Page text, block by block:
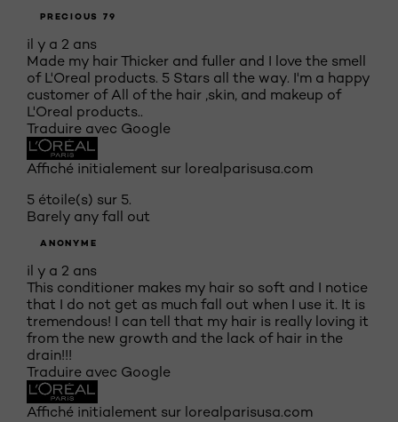
PRECIOUS 79
il y a 2 ans
Made my hair Thicker and fuller and I love the smell
of L'Oreal products. 5 Stars all the way. I'm a happy
customer of All of the hair ,skin, and makeup of
L'Oreal products..
Traduire avec Google
Affiché initialement sur lorealparisusa.com
5 étoile(s) sur 5.
Barely any fall out
ANONYME
il y a 2 ans
This conditioner makes my hair so soft and I notice
that I do not get as much fall out when I use it. It is
tremendous! I can tell that my hair is really loving it
from the new growth and the lack of hair in the
drain!!!
Traduire avec Google
Affiché initialement sur lorealparisusa.com